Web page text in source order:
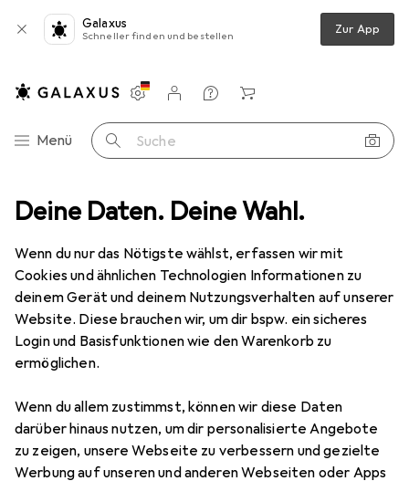
Deine Daten. Deine Wahl.
Wenn du nur das Nötigste wählst, erfassen wir mit
Cookies und ähnlichen Technologien Informationen zu
deinem Gerät und deinem Nutzungsverhalten auf unserer
Website. Diese brauchen wir, um dir bspw. ein sicheres
Login und Basisfunktionen wie den Warenkorb zu
ermöglichen.
Wenn du allem zustimmst, können wir diese Daten
darüber hinaus nutzen, um dir personalisierte Angebote
zu zeigen, unsere Webseite zu verbessern und gezielte
Werbung auf unseren und anderen Webseiten oder Apps
Galaxus
Schneller finden und bestellen Zur App
Navigation nach Kategorien
Menü Suche
Einstellungen
Kundenkonto
Vergleichslisten
Merklisten
Warenkorb
Scrapbooking Heft + Block Moleskine Notizbuch HC XL
8 Bilder
Moleskine Notizbuch HC XL
Preis in EUR inkl. MwSt.
EUR
25,12
Bewertungen Marke